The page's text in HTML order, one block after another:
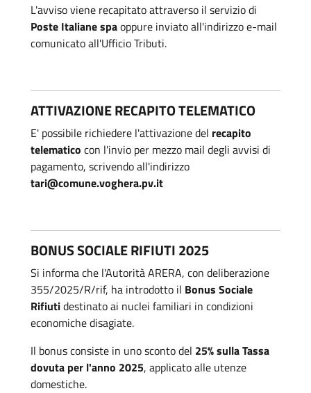
L'avviso viene recapitato attraverso il servizio di
Poste Italiane spaoppure inviato all'indirizzo e-mail
comunicato all'Ufficio Tributi.
ATTIVAZIONE RECAPITO TELEMATICO
E' possibile richiedere l'attivazione del recapito
telematico con l'invio per mezzo mail degli avvisi di
pagamento, scrivendo all'indirizzo
tari@comune.voghera.pv.it
BONUS SOCIALE RIFIUTI 2025
Si informa che l'Autorità ARERA, con deliberazione
355/2025/R/rif, ha introdotto il Bonus Sociale
Rifiutidestinato ai nuclei familiari in condizioni
economiche disagiate.
Il bonus consiste in uno sconto del 25% sulla Tassa
dovuta per l'anno 2025, applicato alle utenze
domestiche.